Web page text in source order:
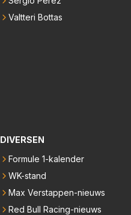
Valtteri Bottas
DIVERSEN
Formule 1-kalender
WK-stand
Max Verstappen-nieuws
Red Bull Racing-nieuws